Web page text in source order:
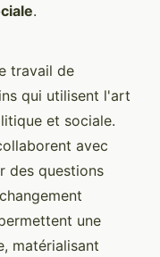
.
travail de
qui utilisent l'art
et sociale.
avec
des questions
une
matérialisant